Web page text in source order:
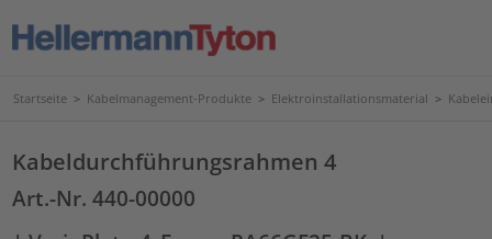
Startseite > Kabelmanagement-Produkte > Elektroinstallationsmaterial >
Kabeldurchführungsrahmen 4
Art.-Nr. 440-00000